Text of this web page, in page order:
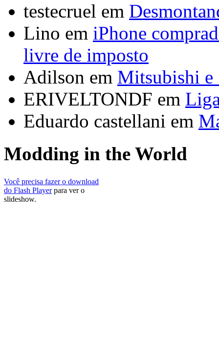
testecruel em
Lino em iPhone
livre de imposto
Adilson em Mitsubishi e
ERIVELTONDF em
Eduardo castellani em
Modding in the World
Você precisa fazer o download
do Flash Playerpara ver o
slideshow.